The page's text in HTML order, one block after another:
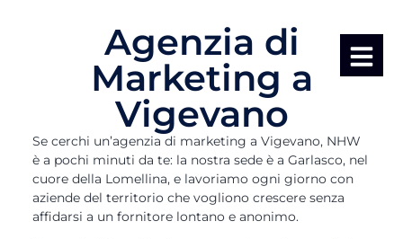
Agenzia di
Marketing a
Vigevano
Se cerchi un’agenzia di marketing a Vigevano, NHW
è a pochi minuti da te: la nostra sede è a Garlasco, nel
cuore della Lomellina, e lavoriamo ogni giorno con
aziende del territorio che vogliono crescere senza
affidarsi a un fornitore lontano e anonimo.